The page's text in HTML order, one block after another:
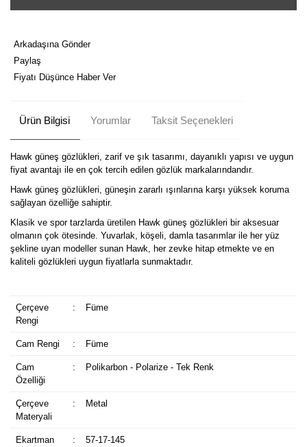
Arkadaşına Gönder
Paylaş
Fiyatı Düşünce Haber Ver
Ürün Bilgisi Yorumlar Taksit Seçenekleri
Hawk güneş gözlükleri, zarif ve şık tasarımı, dayanıklı yapısı ve uygun
fiyat avantajı ile en çok tercih edilen gözlük markalarındandır.
Hawk güneş gözlükleri, güneşin zararlı ışınlarına karşı yüksek koruma
sağlayan özelliğe sahiptir.
Klasik ve spor tarzlarda üretilen Hawk güneş gözlükleri bir aksesuar
olmanın çok ötesinde. Yuvarlak, köşeli, damla tasarımlar ile her yüz
şekline uyan modeller sunan Hawk, her zevke hitap etmekte ve en
kaliteli gözlükleri uygun fiyatlarla sunmaktadır.
Çerçeve
Rengi
: Füme
Cam Rengi : Füme
Cam
Özelliği
: Polikarbon - Polarize - Tek Renk
Çerçeve
Materyali
: Metal
Ekartman : 57-17-145